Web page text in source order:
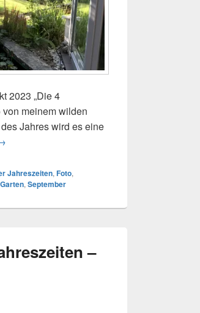
2023 „Die 4
meinem wilden
Jahres wird es eine
– Die vier Jahreszeiten – September
Jahreszeiten, Foto,
, September
–